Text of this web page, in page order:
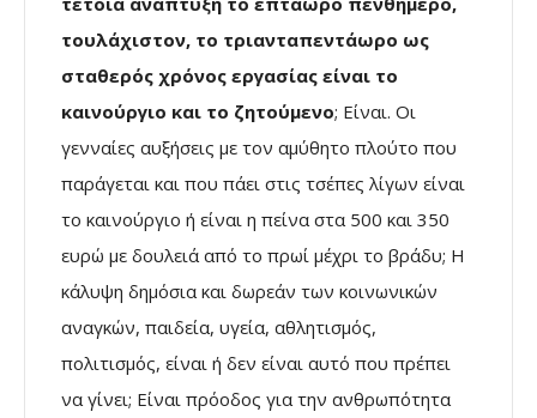
τουλάχιστον, το τριανταπεντάωρο ως
σταθερός χρόνος εργασίας είναι το
καινούργιο και το ζητούμενο; Είναι. Οι
γενναίες αυξήσεις με τον αμύθητο πλούτο που
παράγεται και που πάει στις τσέπες λίγων είναι
το καινούργιο ή είναι η πείνα στα 500 και 350
ευρώ με δουλειά από το πρωί μέχρι το βράδυ; Η
κάλυψη δημόσια και δωρεάν των κοινωνικών
αναγκών, παιδεία, υγεία, αθλητισμός,
πολιτισμός, είναι ή δεν είναι αυτό που πρέπει
να γίνει; Είναι πρόοδος για την ανθρωπότητα